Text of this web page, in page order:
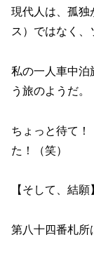
現代人は、孤
ス）ではなく、
私の一人車中泊
う旅のようだ。
ちょっと待て
た！（笑）
【そして、結願
第八十四番札所